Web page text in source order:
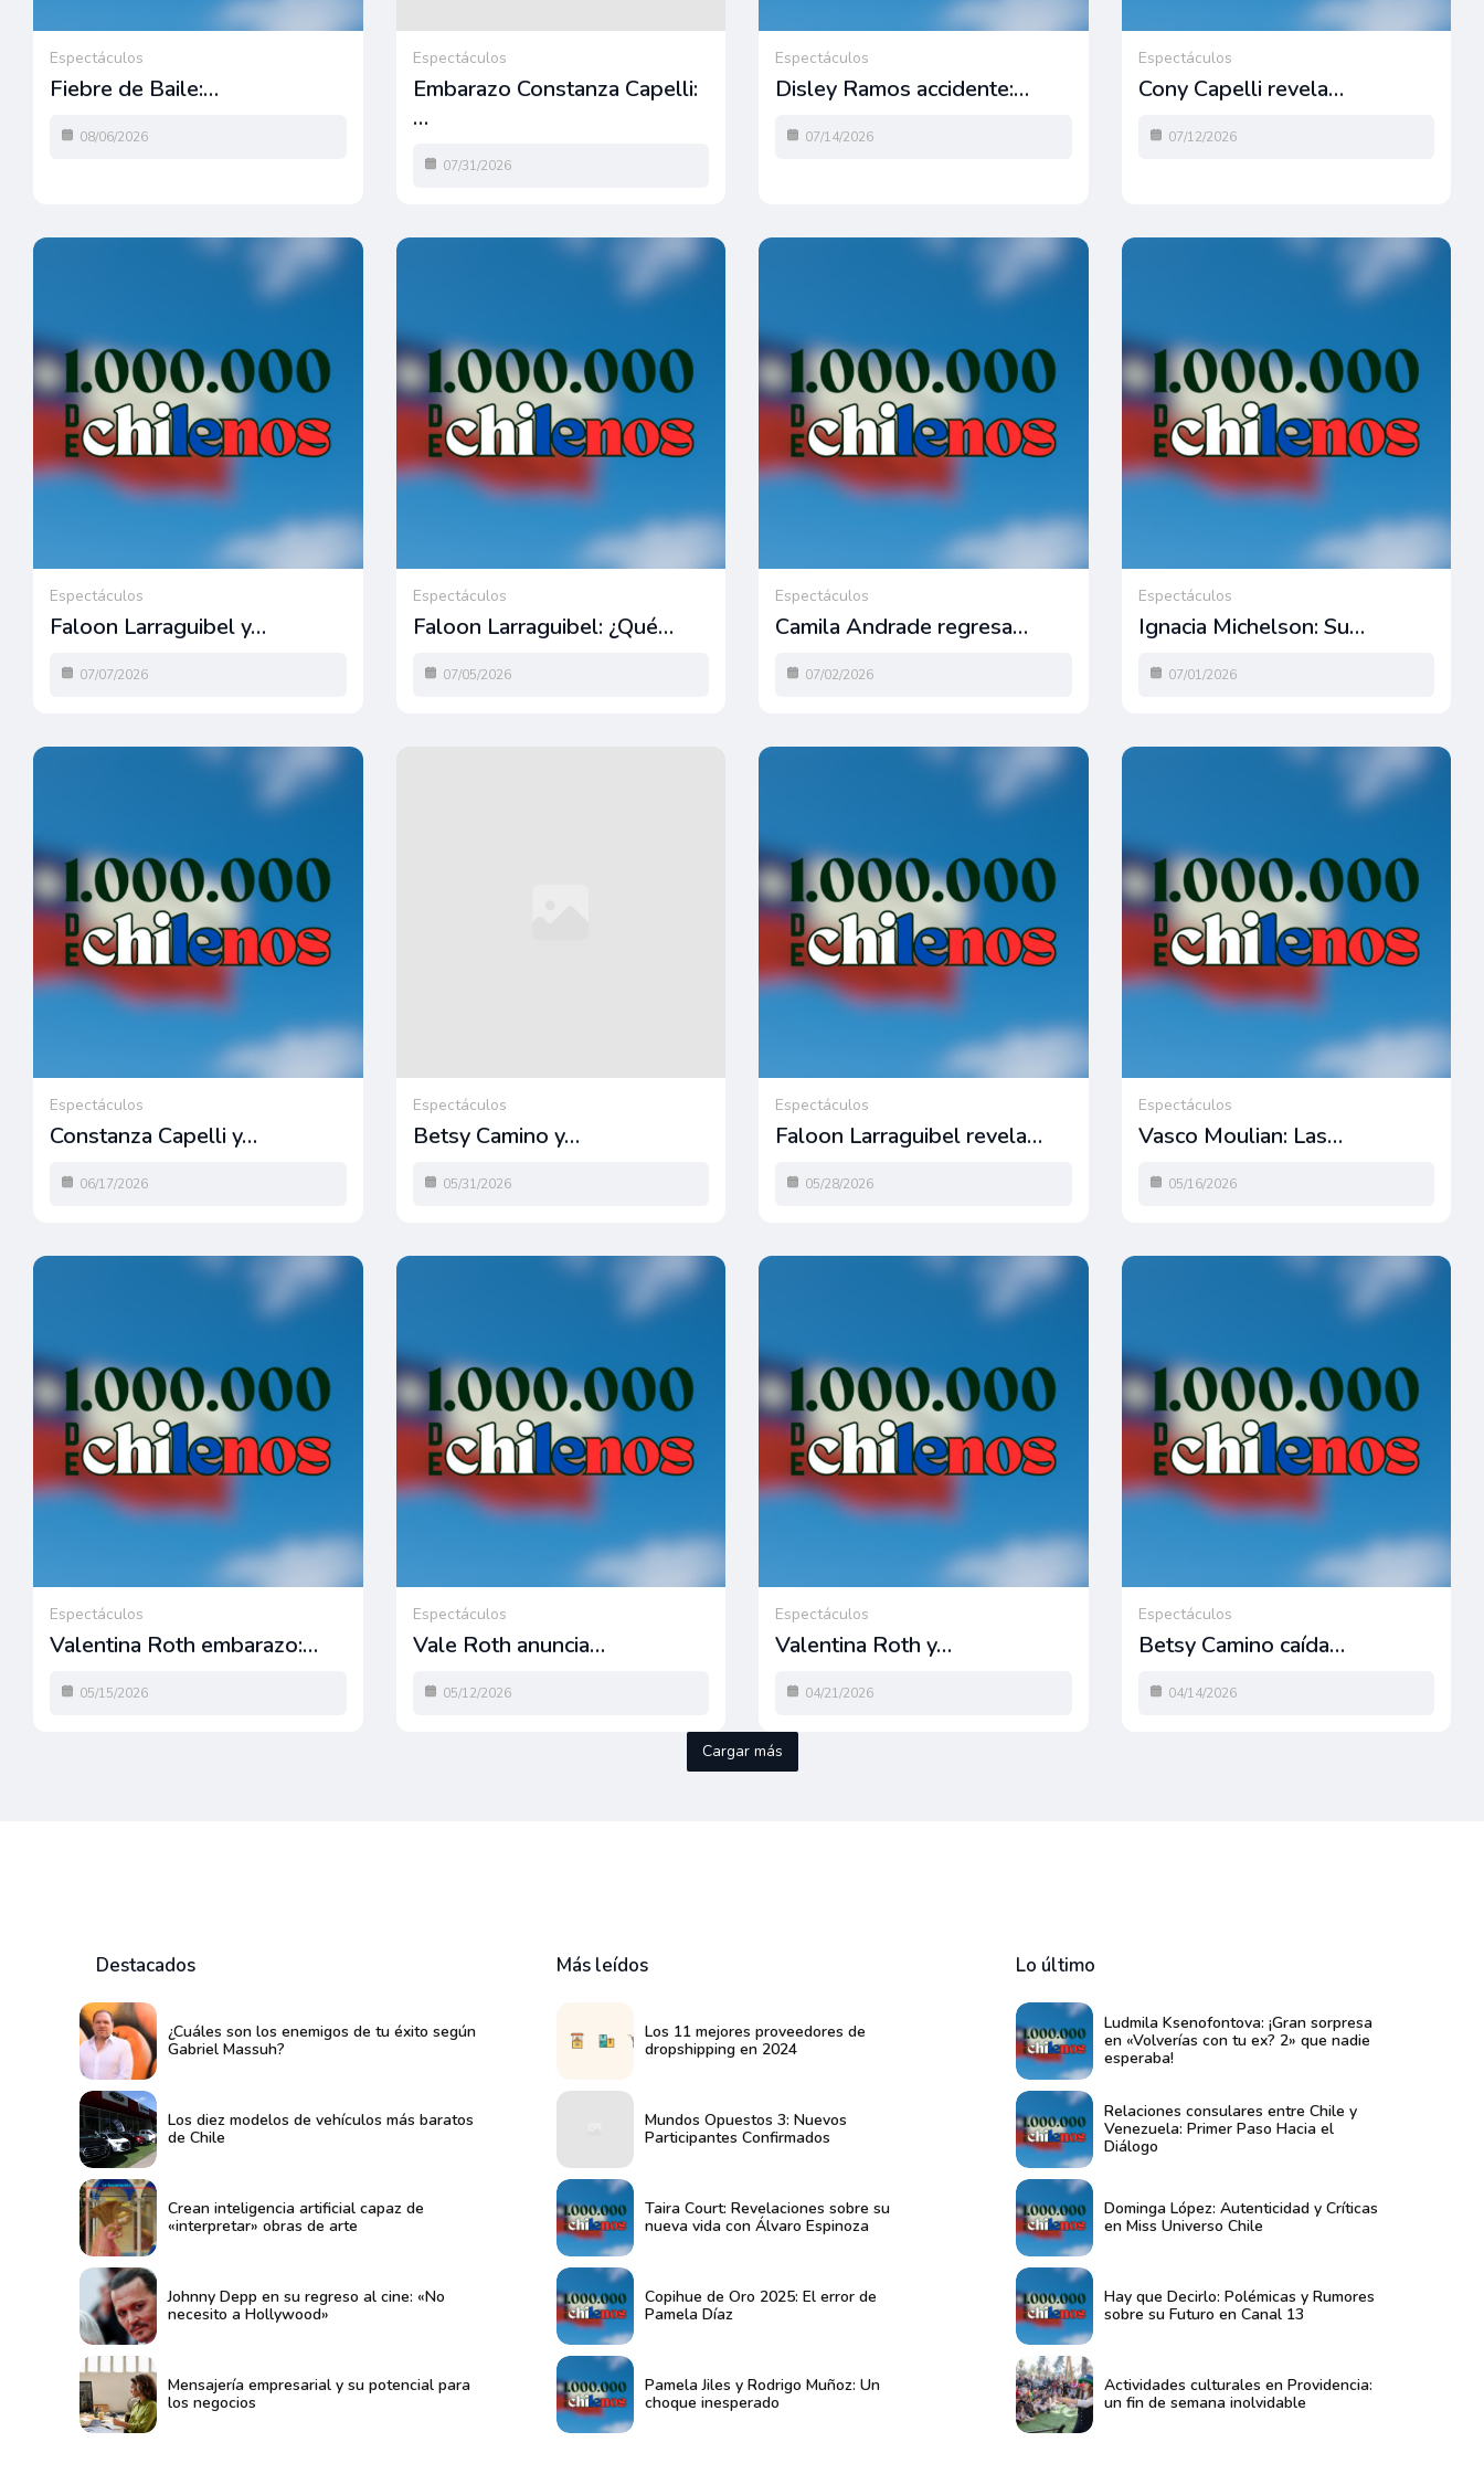
Espectáculos
Fiebre de Baile:…
08/06/2026
Espectáculos
Embarazo Constanza Capelli:
…
07/31/2026
Espectáculos
Disley Ramos accidente:…
07/14/2026
Espectáculos
Cony Capelli revela…
07/12/2026
Espectáculos
Faloon Larraguibel y…
07/07/2026
Espectáculos
Faloon Larraguibel: ¿Qué…
07/05/2026
Espectáculos
Camila Andrade regresa…
07/02/2026
Espectáculos
Ignacia Michelson: Su…
07/01/2026
Espectáculos
Constanza Capelli y…
06/17/2026
Espectáculos
Betsy Camino y…
05/31/2026
Espectáculos
Faloon Larraguibel revela…
05/28/2026
Espectáculos
Vasco Moulian: Las…
05/16/2026
Espectáculos
Valentina Roth embarazo:…
05/15/2026
Espectáculos
Vale Roth anuncia…
05/12/2026
Espectáculos
Valentina Roth y…
04/21/2026
Espectáculos
Betsy Camino caída…
04/14/2026
Cargar más
Destacados
¿Cuáles son los enemigos de tu éxito según
Gabriel Massuh?
Los diez modelos de vehículos más baratos
de Chile
Crean inteligencia artificial capaz de
«interpretar» obras de arte
Johnny Depp en su regreso al cine: «No
necesito a Hollywood»
Mensajería empresarial y su potencial para
los negocios
Más leídos
Los 11 mejores proveedores de
dropshipping en 2024
Mundos Opuestos 3: Nuevos
Participantes Confirmados
Taira Court: Revelaciones sobre su
nueva vida con Álvaro Espinoza
Copihue de Oro 2025: El error de
Pamela Díaz
Pamela Jiles y Rodrigo Muñoz: Un
choque inesperado
Lo último
Ludmila Ksenofontova: ¡Gran sorpresa
en «Volverías con tu ex? 2» que nadie
esperaba!
Relaciones consulares entre Chile y
Venezuela: Primer Paso Hacia el
Diálogo
Dominga López: Autenticidad y Críticas
en Miss Universo Chile
Hay que Decirlo: Polémicas y Rumores
sobre su Futuro en Canal 13
Actividades culturales en Providencia:
un fin de semana inolvidable